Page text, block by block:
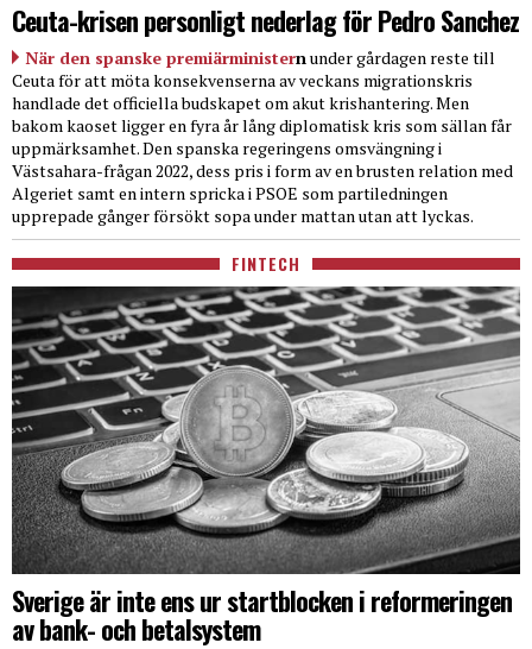
Ceuta-krisen personligt nederlag för Pedro Sanchez
När den spanske premiärministernunder gårdagen reste till
Ceuta för att möta konsekvenserna av veckans migrationskris
handlade det officiella budskapet om akut krishantering. Men
bakom kaoset ligger en fyra år lång diplomatisk kris som sällan får
uppmärksamhet. Den spanska regeringens omsvängning i
Västsahara-frågan 2022, dess pris i form av en brusten relation med
Algeriet samt en intern spricka i PSOE som partiledningen
upprepade gånger försökt sopa under mattan utan att lyckas.
FINTECH
Sverige är inte ens ur startblocken i reformeringen
av bank- och betalsystem